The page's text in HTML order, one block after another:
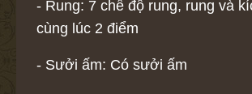
- Rung: 7 chế độ rung, rung và
cùng lúc 2 điểm
- Sưởi ấm: Có sưởi ấm